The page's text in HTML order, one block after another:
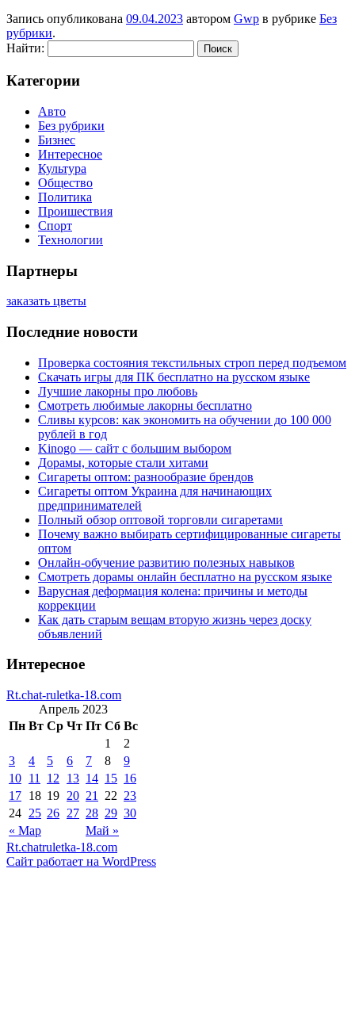
Запись опубликована 09.04.2023 автором Gwp в рубрике Без
рубрики.
Найти:
Категории
Авто
Без рубрики
Бизнес
Интересное
Культура
Общество
Политика
Проишествия
Спорт
Технологии
Партнеры
заказать цветы
Последние новости
Проверка состояния текстильных строп перед подъемом
Скачать игры для ПК бесплатно на русском языке
Лучшие лакорны про любовь
Смотреть любимые лакорны бесплатно
Сливы курсов: как экономить на обучении до 100 000
рублей в год
Kinogo — сайт с большим выбором
Дорамы, которые стали хитами
Сигареты оптом: разнообразие брендов
Сигареты оптом Украина для начинающих
предпринимателей
Полный обзор оптовой торговли сигаретами
Почему важно выбирать сертифицированные сигареты
оптом
Онлайн-обучение развитию полезных навыков
Смотреть дорамы онлайн бесплатно на русском языке
Варусная деформация колена: причины и методы
коррекции
Как дать старым вещам вторую жизнь через доску
объявлений
Интересное
Rt.chat-ruletka-18.com
Апрель 2023
Пн Вт Ср Чт Пт Сб Вс
« Мар Май »
1
2
3
4 5 6 7 8
9
10 11 12 13 14 15 16
17 18 19 20 21 22 23
24 25 26 27 28 29 30
Rt.chatruletka-18.com
Сайт работает на WordPress